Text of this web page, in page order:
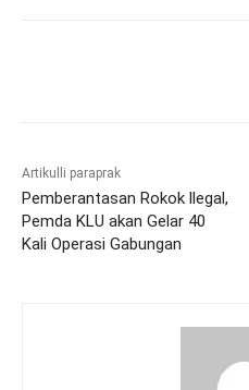
Artikulli paraprak
Pemberantasan Rokok llegal,
Pemda KLU akan Gelar 40
Kali Operasi Gabungan